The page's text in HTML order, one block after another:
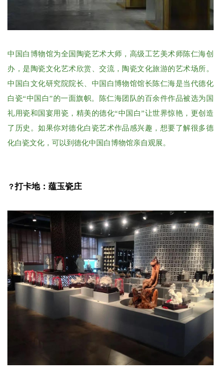
中国白博物馆为全国陶瓷艺术大师，高级工艺美术师陈仁海创
办，是陶瓷文化艺术欣赏、交流，陶瓷文化旅游的艺术场所。
中国白文化研究院院长、中国白博物馆馆长陈仁海是当代德化
白瓷“中国白”的一面旗帜。陈仁海团队的百余件作品被选为国
礼用瓷和国宴用瓷，精美的德化“中国白”让世界惊艳，更创造
了历史。如果你对德化白瓷艺术作品感兴趣，想要了解很多德
化白瓷文化，可以到德化中国白博物馆亲自观展。
？打卡地：蕴玉瓷庄